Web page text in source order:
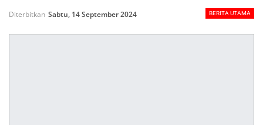
BERITA UTAMA
Diterbitkan Sabtu, 14 September 2024